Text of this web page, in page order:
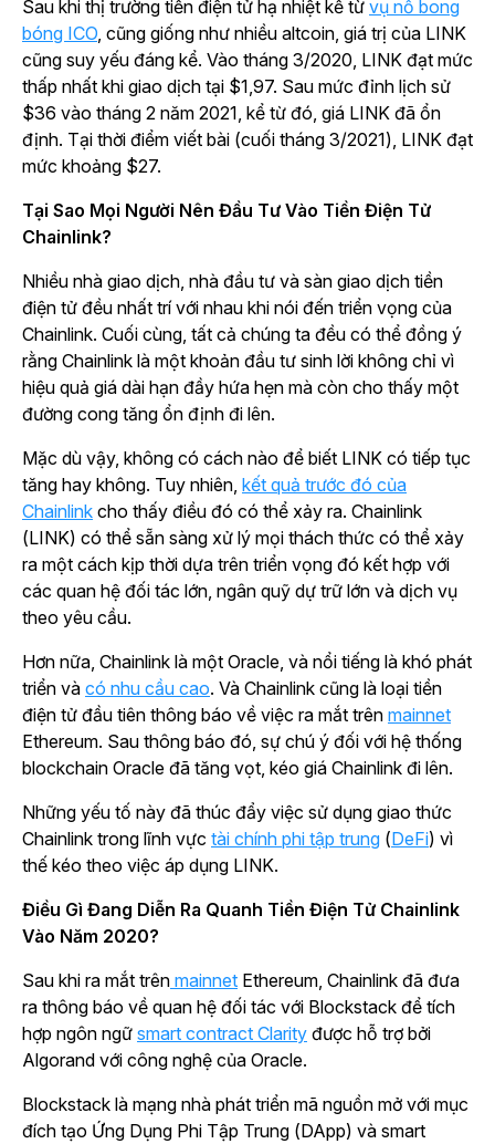
Sau khi thị trường tiền điện tử hạ nhiệt kể từ vụ nổ bong
bóng ICO , cũng giống như nhiều altcoin, giá trị của LINK
cũng suy yếu đáng kể. Vào tháng 3/2020, LINK đạt mức
thấp nhất khi giao dịch tại $1,97. Sau mức đỉnh lịch sử
$36 vào tháng 2 năm 2021, kể từ đó, giá LINK đã ổn
định. Tại thời điểm viết bài (cuối tháng 3/2021), LINK đạt
mức khoảng $27.
Tại Sao Mọi Người Nên Đầu Tư Vào Tiền Điện Tử
Chainlink?
Nhiều nhà giao dịch, nhà đầu tư và sàn giao dịch tiền
điện tử đều nhất trí với nhau khi nói đến triển vọng của
Chainlink. Cuối cùng, tất cả chúng ta đều có thể đồng ý
rằng Chainlink là một khoản đầu tư sinh lời không chỉ vì
hiệu quả giá dài hạn đầy hứa hẹn mà còn cho thấy một
đường cong tăng ổn định đi lên.
Mặc dù vậy, không có cách nào để biết LINK có tiếp tục
tăng hay không. Tuy nhiên, kết quả trước đó của
Chainlink cho thấy điều đó có thể xảy ra. Chainlink
(LINK) có thể sẵn sàng xử lý mọi thách thức có thể xảy
ra một cách kịp thời dựa trên triển vọng đó kết hợp với
các quan hệ đối tác lớn, ngân quỹ dự trữ lớn và dịch vụ
theo yêu cầu.
Hơn nữa, Chainlink là một Oracle, và nổi tiếng là khó phát
triển và có nhu cầu cao. Và Chainlink cũng là loại tiền
điện tử đầu tiên thông báo về việc ra mắt trên mainnet
Ethereum. Sau thông báo đó, sự chú ý đối với hệ thống
blockchain Oracle đã tăng vọt, kéo giá Chainlink đi lên.
Những yếu tố này đã thúc đẩy việc sử dụng giao thức
Chainlink trong lĩnh vực tài chính phi tập trung (DeFi) vì
thế kéo theo việc áp dụng LINK.
Điều Gì Đang Diễn Ra Quanh Tiền Điện Tử Chainlink
Vào Năm 2020?
Sau khi ra mắt trên mainnet Ethereum, Chainlink đã đưa
ra thông báo về quan hệ đối tác với Blockstack để tích
hợp ngôn ngữ smart contract Clarity được hỗ trợ bởi
Algorand với công nghệ của Oracle.
Blockstack là mạng nhà phát triển mã nguồn mở với mục
đích tạo Ứng Dụng Phi Tập Trung (DApp) và smart